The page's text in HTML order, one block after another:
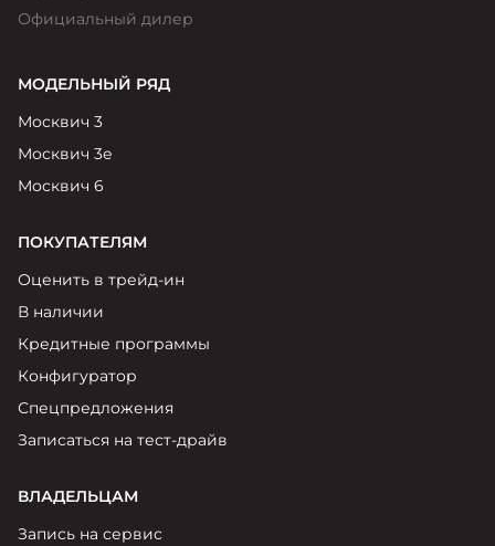
Официальный дилер
МОДЕЛЬНЫЙ РЯД
Москвич 3
Москвич 3е
Москвич 6
ПОКУПАТЕЛЯМ
Оценить в трейд-ин
В наличии
Кредитные программы
Конфигуратор
Спецпредложения
Записаться на тест-драйв
ВЛАДЕЛЬЦАМ
Запись на сервис